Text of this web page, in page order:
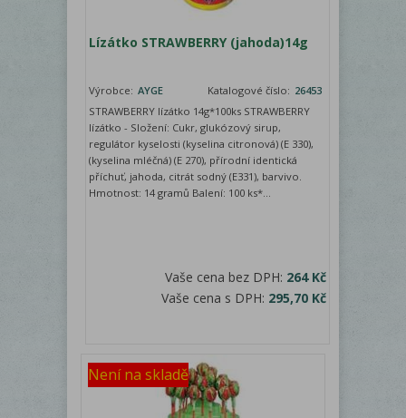
Lízátko STRAWBERRY (jahoda)14g
Výrobce: AYGE Katalogové číslo: 26453
STRAWBERRY lízátko 14g*100ks STRAWBERRY
lízátko - Složení: Cukr, glukózový sirup,
regulátor kyselosti (kyselina citronová) (E 330),
(kyselina mléčná) (E 270), přírodní identická
příchuť, jahoda, citrát sodný (E331), barvivo.
Hmotnost: 14 gramů Balení: 100 ks*...
Vaše cena bez DPH: 264 Kč
Vaše cena s DPH: 295,70 Kč
Není na skladě